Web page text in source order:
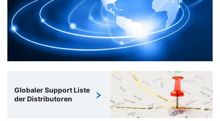
Globaler Support Liste
der Distributoren